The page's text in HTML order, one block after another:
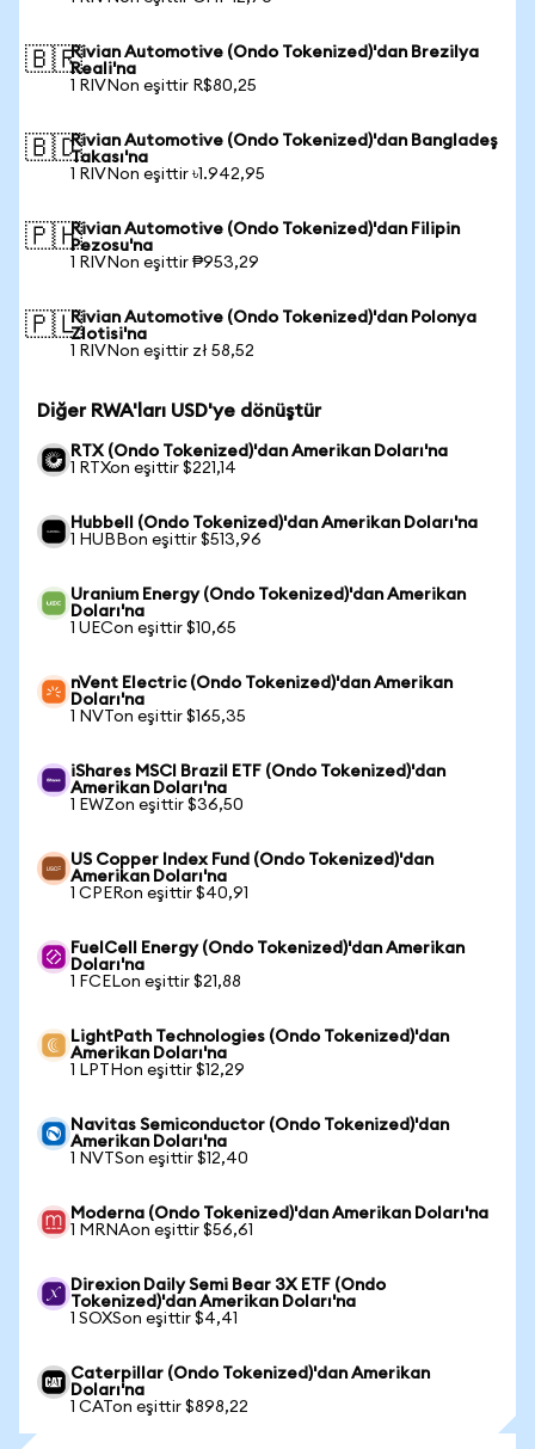
🇧🇷Rivian Automotive (Ondo Tokenized)'dan Brezilya
Reali'na
1 RIVNon eşittir R$80,25
🇧🇩Rivian Automotive (Ondo Tokenized)'dan Bangladeş
Takası'na
1 RIVNon eşittir ৳1.942,95
🇵🇭Rivian Automotive (Ondo Tokenized)'dan Filipin
Pezosu'na
1 RIVNon eşittir ₱953,29
🇵🇱Rivian Automotive (Ondo Tokenized)'dan Polonya
Zlotisi'na
1 RIVNon eşittir zł 58,52
Diğer RWA'ları USD'ye dönüştür
RTX (Ondo Tokenized)'dan Amerikan Doları'na
1 RTXon eşittir $221,14
Hubbell (Ondo Tokenized)'dan Amerikan Doları'na
1 HUBBon eşittir $513,96
Uranium Energy (Ondo Tokenized)'dan Amerikan
Doları'na
1 UECon eşittir $10,65
nVent Electric (Ondo Tokenized)'dan Amerikan
Doları'na
1 NVTon eşittir $165,35
iShares MSCI Brazil ETF (Ondo Tokenized)'dan
Amerikan Doları'na
1 EWZon eşittir $36,50
US Copper Index Fund (Ondo Tokenized)'dan
Amerikan Doları'na
1 CPERon eşittir $40,91
FuelCell Energy (Ondo Tokenized)'dan Amerikan
Doları'na
1 FCELon eşittir $21,88
LightPath Technologies (Ondo Tokenized)'dan
Amerikan Doları'na
1 LPTHon eşittir $12,29
Navitas Semiconductor (Ondo Tokenized)'dan
Amerikan Doları'na
1 NVTSon eşittir $12,40
Moderna (Ondo Tokenized)'dan Amerikan Doları'na
1 MRNAon eşittir $56,61
Direxion Daily Semi Bear 3X ETF (Ondo
Tokenized)'dan Amerikan Doları'na
1 SOXSon eşittir $4,41
Caterpillar (Ondo Tokenized)'dan Amerikan
Doları'na
1 CATon eşittir $898,22